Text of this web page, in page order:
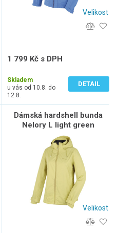
Velikost
1 799 Kč s DPH
Skladem
u vás od 10.8. do
12.8.
DETAIL
Dámská hardshell bunda
Nelory L light green
Velikost